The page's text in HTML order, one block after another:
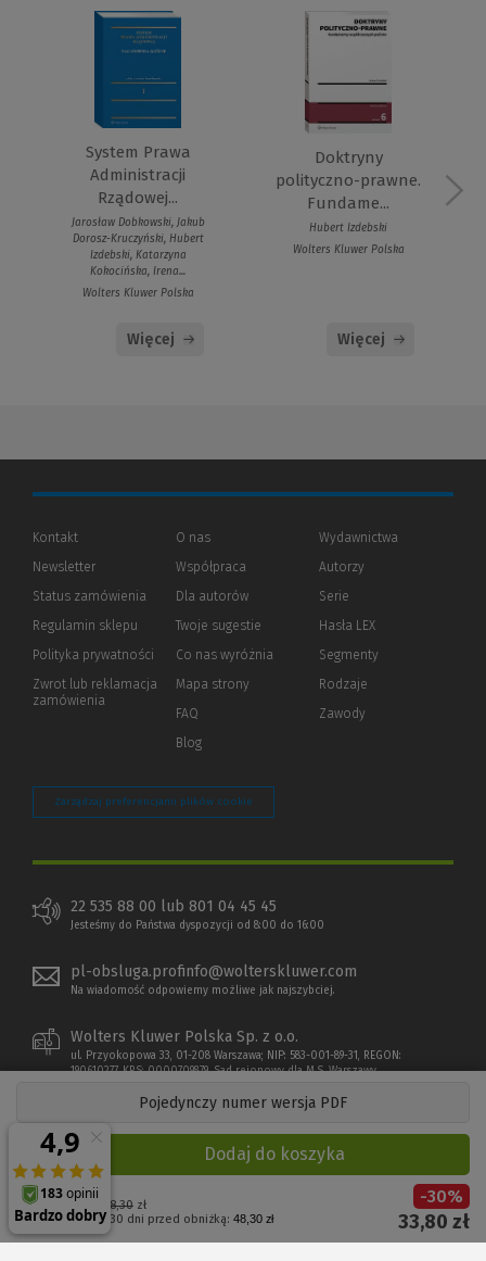
Pojedynczy numer wersja PDF
Cena regularna: 48,30zł
Najniższa cena z 30 dni przed obniżką:48,30 zł
-30%
33,80 zł
Dodaj do koszyka
System Prawa
Administracji
Rządowej...
Jarosław Dobkowski, Jakub
Dorosz-Kruczyński, Hubert
Izdebski, Katarzyna
Kokocińska, Irena...
Wolters Kluwer Polska
Więcej
Doktryny
polityczno-prawne.
Fundame...
Hubert Izdebski
Wolters Kluwer Polska
Więcej
Kontakt
Newsletter
Status zamówienia
Regulamin sklepu
Polityka prywatności (Nowe
(Link
innej
Zwrot lub reklamacja
zamówienia
O nas
Współpraca
Dla autorów(Nowe
(Link
innej
strony)
Twoje sugestie
Co nas wyróżnia
Mapa strony
FAQ
Blog
Wydawnictwa
Autorzy
Serie
Hasła LEX
Segmenty
Rodzaje
Zawody
Zarządzaj preferencjami plików cookie
22 535 88 00 lub 801 04 45 45
Jesteśmy do Państwa dyspozycji od 8:00 do 16:00
pl-obsluga.profinfo@wolterskluwer.com
Na wiadomość odpowiemy możliwe jak najszybciej.
Wolters Kluwer Polska Sp. z o.o.
ul. Przyokopowa 33, 01-208 Warszawa; NIP: 583-001-89-31, REGON:
190610277, KRS: 0000709879, Sąd rejonowy dla M.S. Warszawy